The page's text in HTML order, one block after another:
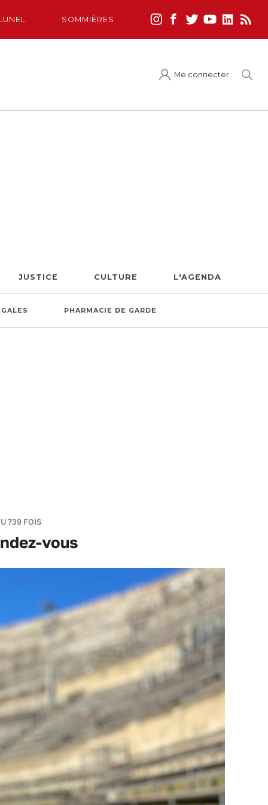
SOMMIÈRES
Me connecter
JUSTICE CULTURE L'AGENDA
PHARMACIE DE GARDE
739 FOIS
vous